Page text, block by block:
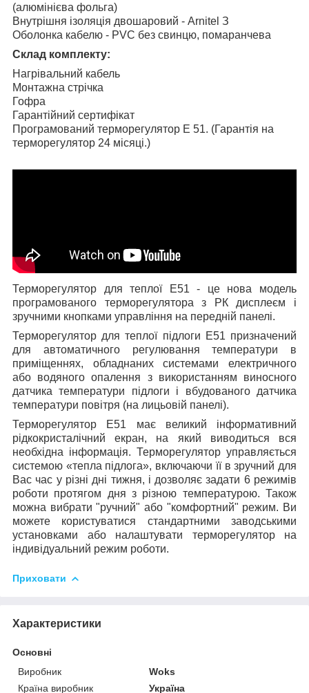
(алюмінієва фольга)
Внутрішня ізоляція двошаровий - Arnitel З
Оболонка кабелю - PVC без свинцю, помаранчева
Склад комплекту:
Нагрівальний кабель
Монтажна стрічка
Гофра
Гарантійний сертифікат
Програмований терморегулятор E 51. (Гарантія на
терморегулятор 24 місяці.)
Терморегулятор для теплої E51 - це нова модель
програмованого терморегулятора з РК дисплеєм і
зручними кнопками управління на передній панелі.
Терморегулятор для теплої підлоги E51 призначений
для автоматичного регулювання температури в
приміщеннях, обладнаних системами електричного
або водяного опалення з використанням виносного
датчика температури підлоги і вбудованого датчика
температури повітря (на лицьовій панелі).
Терморегулятор Е51 має великий інформативний
рідкокристалічний екран, на який виводиться вся
необхідна інформація. Терморегулятор управляється
системою «тепла підлога», включаючи її в зручний для
Вас час у різні дні тижня, і дозволяє задати 6 режимів
роботи протягом дня з різною температурою. Також
можна вибрати "ручний" або "комфортний" режим. Ви
можете користуватися стандартними заводськими
установками або налаштувати терморегулятор на
індивідуальний режим роботи.
Приховати
Характеристики
Основні
Виробник
Woks
Країна виробник
Україна